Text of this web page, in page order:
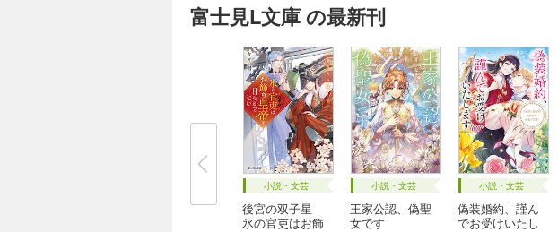
富士見L文庫 の最新刊
小説・文芸
後宮の双子星
氷の官吏はお飾
小説・文芸
王家公認、偽聖
女です
小説・文芸
偽装婚約、謹ん
でお受けいたし